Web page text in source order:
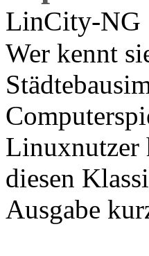
LinCity-NG
Wer kennt
Linuxnutzer
diesen
Ausgabe